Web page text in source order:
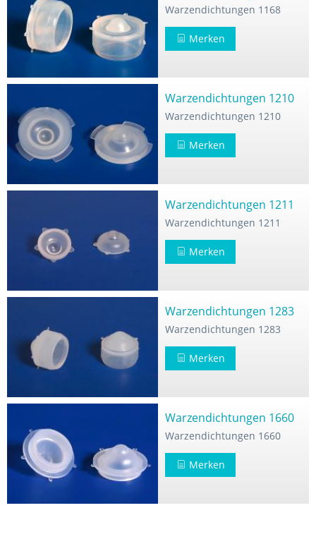
Warzendichtungen 1168
Merken
Warzendichtungen 1210
Warzendichtungen 1210
Merken
Warzendichtungen 1211
Warzendichtungen 1211
Merken
Warzendichtungen 1283
Warzendichtungen 1283
Merken
Warzendichtungen 1660
Warzendichtungen 1660
Merken